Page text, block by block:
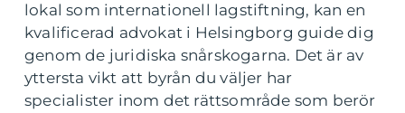
lokal som internationell lagstiftning, kan en
kvalificerad advokat i Helsingborg guide dig
genom de juridiska snårskogarna. Det är av
yttersta vikt att byrån du väljer har
specialister inom det rättsområde som berör